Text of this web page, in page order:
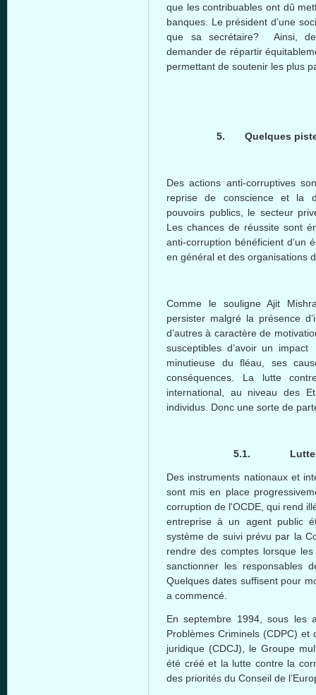
que les contribuables ont dû
banques. Le président d’une
que sa secrétaire? Ainsi,
demander de répartir
permettant de soutenir les plus
5.Quelques
Des actions anti-corruptives
reprise de conscience et la
pouvoirs publics, le secteur
Les chances de réussite sont
anti-corruption bénéficient d’un
en général et des organisations
Comme le souligne Ajit
persister malgré la présence
d’autres à caractère de
susceptibles d’avoir un
minutieuse du fléau, ses
conséquences. La lutte
international, au niveau des
individus. Donc une sorte de
5.1.
Des instruments nationaux et
sont mis en place
corruption de l'OCDE, qui rend
entreprise à un agent public
système de suivi prévu par la
rendre des comptes lorsque
sanctionner les responsables
Quelques dates suffisent pour
a commencé.
En septembre 1994, sous les
Problèmes Criminels (CDPC)
juridique (CDCJ), le Groupe
été créé et la lutte contre la
des priorités du Conseil de